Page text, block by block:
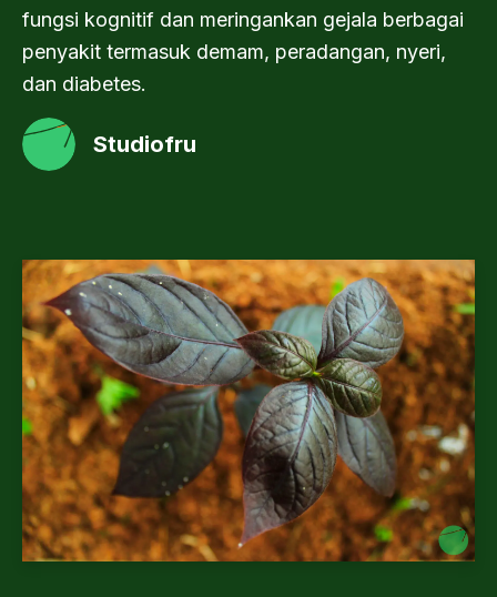
fungsi kognitif dan meringankan gejala berbagai
penyakit termasuk demam, peradangan, nyeri,
dan diabetes.
Studiofru